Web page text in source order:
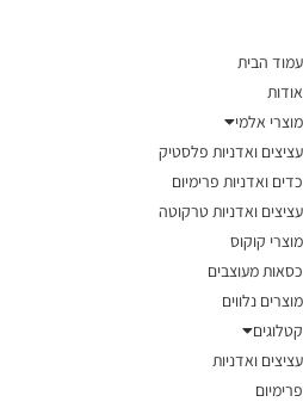
עמוד הבית
אודות
מוצרי אלמי
עציצים ואדניות פלסטיק
כדים ואדניות פרימיום
עציצים ואדניות טרקוטה
מוצרי קוקוס
כסאות מעוצבים
מוצרים נלווים
קטלוגים
עציצים ואדניות
פרימיום